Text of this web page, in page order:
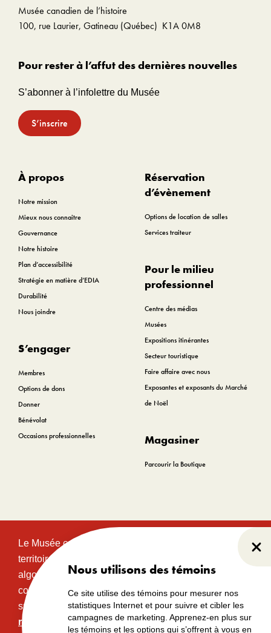
Nous utilisons des témoins
Ce site utilise des témoins pour mesurer nos
statistiques Internet et pour suivre et cibler les
campagnes de marketing. Apprenez-en plus sur
les témoins et les options qui s’offrent à vous en
Musée canadien de l’histoire
100, rue Laurier, Gatineau (Québec) K1A 0M8
Pour rester à l’affut des dernières nouvelles
S’abonner à l’infolettre du Musée
S’inscrire
À propos
Notre mission
Mieux nous connaitre
Gouvernance
Notre histoire
Plan d’accessibilité
Stratégie en matière d’EDIA
Durabilité
Nous joindre
S’engager
Membres
Options de dons
Donner
Bénévolat
Occasions professionnelles
Réservation
d’évènement
Options de location de salles
Services traiteur
Pour le milieu
professionnel
Centre des médias
Musées
Expositions itinérantes
Secteur touristique
Faire affaire avec nous
Exposantes et exposants du Marché
de Noël
Magasiner
Parcourir la Boutique
Le Musée canadien de l’histoire est situé sur le
territoire traditionnel et non cédé des communautés
algonquines Anishinabeg. Ce territoire a eu et
continue d’avoir une grande importance historique,
spirituelle et sacrée.Lire l’intégralité de la
reconnaissance territoriale.